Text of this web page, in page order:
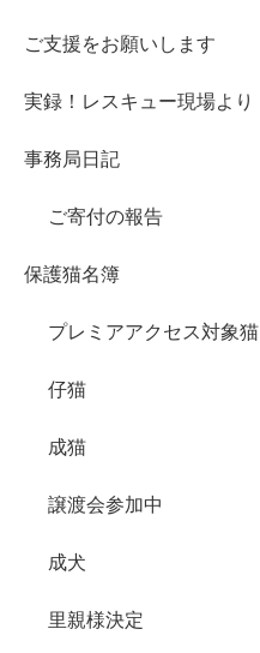
ご支援をお願いします
実録！レスキュー現場より
事務局日記
ご寄付の報告
保護猫名簿
プレミアアクセス対象猫
仔猫
成猫
譲渡会参加中
成犬
里親様決定